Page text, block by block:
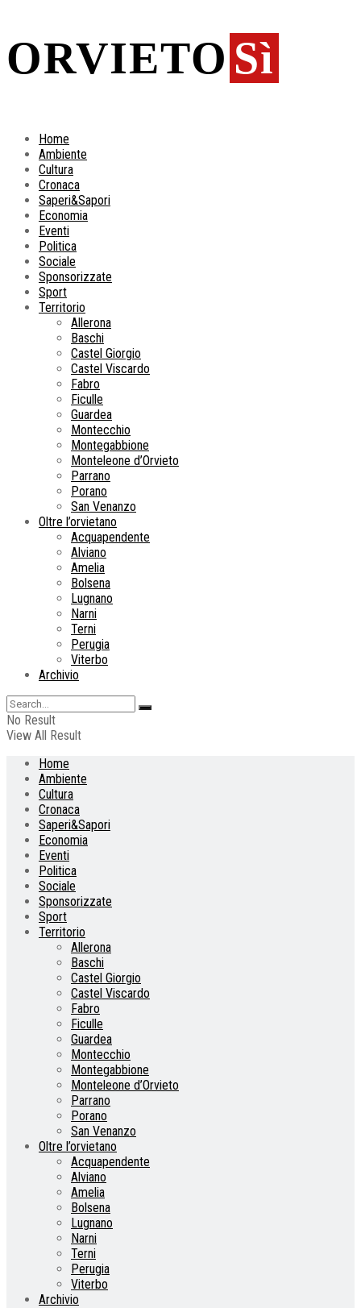
ORVIETO Sì
Home
Ambiente
Cultura
Cronaca
Saperi&Sapori
Economia
Eventi
Politica
Sociale
Sponsorizzate
Sport
Territorio
Allerona
Baschi
Castel Giorgio
Castel Viscardo
Fabro
Ficulle
Guardea
Montecchio
Montegabbione
Monteleone d’Orvieto
Parrano
Porano
San Venanzo
Oltre l’orvietano
Acquapendente
Alviano
Amelia
Bolsena
Lugnano
Narni
Terni
Perugia
Viterbo
Archivio
No Result
View All Result
Home
Ambiente
Cultura
Cronaca
Saperi&Sapori
Economia
Eventi
Politica
Sociale
Sponsorizzate
Sport
Territorio
Allerona
Baschi
Castel Giorgio
Castel Viscardo
Fabro
Ficulle
Guardea
Montecchio
Montegabbione
Monteleone d’Orvieto
Parrano
Porano
San Venanzo
Oltre l’orvietano
Acquapendente
Alviano
Amelia
Bolsena
Lugnano
Narni
Terni
Perugia
Viterbo
Archivio